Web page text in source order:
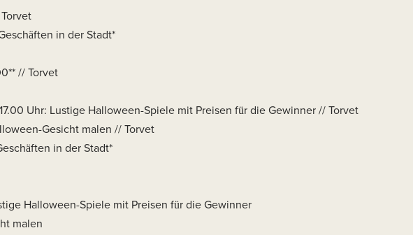
in der Stadt*
// Torvet
Uhr: Lustige Halloween-Spiele mit Preisen für die Gewinner // Torvet
Gesicht malen // Torvet
in der Stadt*
Halloween-Spiele mit Preisen für die Gewinner
malen